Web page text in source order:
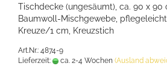
Tischdecke (ungesäumt), ca. 90 x 90
Baumwoll-Mischgewebe,
Kreuze/1 cm, Kreuzstich
Art.Nr.: 4874-9
Lieferzeit:
ca. 2-4 Wochen (Ausland